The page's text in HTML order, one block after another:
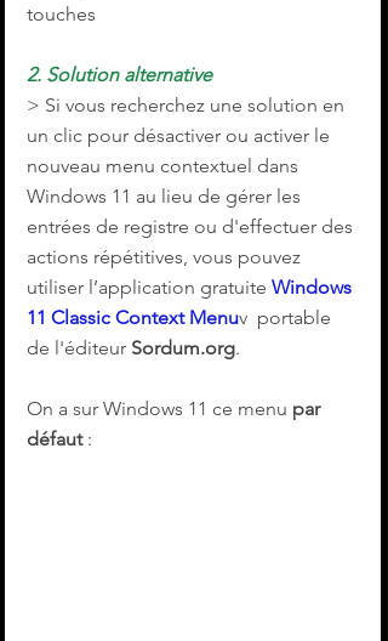
touches
2. Solution alternative
> Si vous recherchez une solution en
un clic pour désactiver ou activer le
nouveau menu contextuel dans
Windows 11 au lieu de gérer les
entrées de registre ou d'effectuer des
actions répétitives, vous pouvez
utiliser l’application gratuite Windows
11 Classic Context Menuv  portable
de l'éditeur Sordum.org.
On a sur Windows 11 ce menu par
défaut :